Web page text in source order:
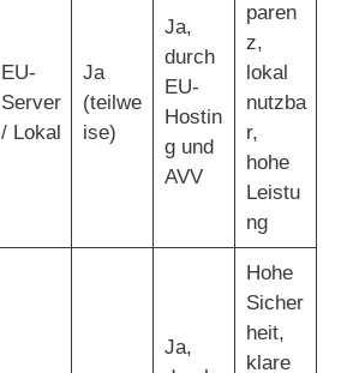
EU-
Server
/ Lokal
Ja
(teilwe
ise)
Ja,
durch
EU-
Hostin
g und
AVV
paren
z,
lokal
nutzba
r,
hohe
Leistu
ng
Ja,
Hohe
Sicher
heit,
klare